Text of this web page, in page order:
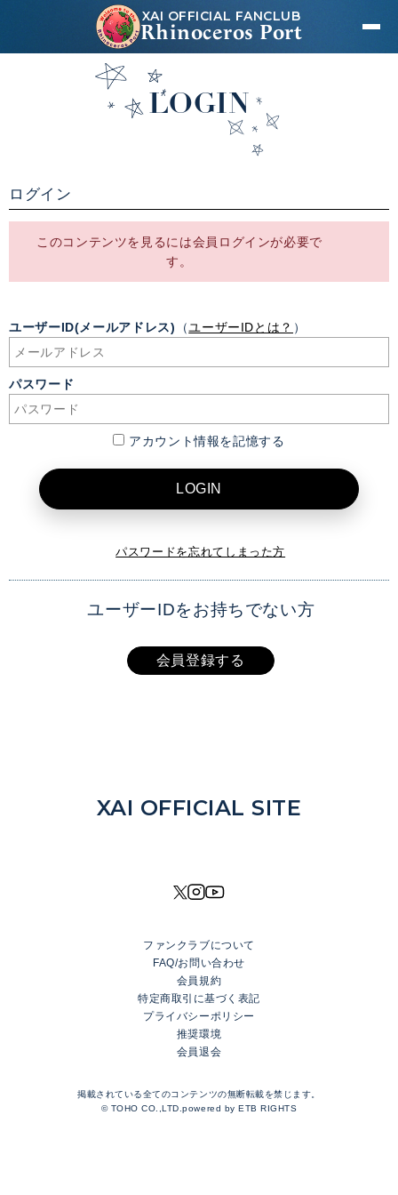
XAI OFFICIAL FANCLUB
Rhinoceros Port
LOGIN
ログイン
このコンテンツを見るには会員ログインが必要で
す。
ユーザーID(メールアドレス) （ユーザーIDとは？ ）
パスワード
アカウント情報を記憶する
LOGIN
パスワードを忘れてしまった方
ユーザーIDをお持ちでない方
会員登録する
NEWS
DISCOGRAPHY
XAI OFFICIAL FANCLUB
Rhinoceros Port
LOGIN
TOP
BLOG
XAI OFFICIAL SITE
ファンクラブについて
FAQ/お問い合わせ
会員規約
特定商取引に基づく表記
プライバシーポリシー
推奨環境
会員退会
掲載されている全てのコンテンツの無断転載を禁じます。
© TOHO CO.,LTD.powered byETB RIGHTS